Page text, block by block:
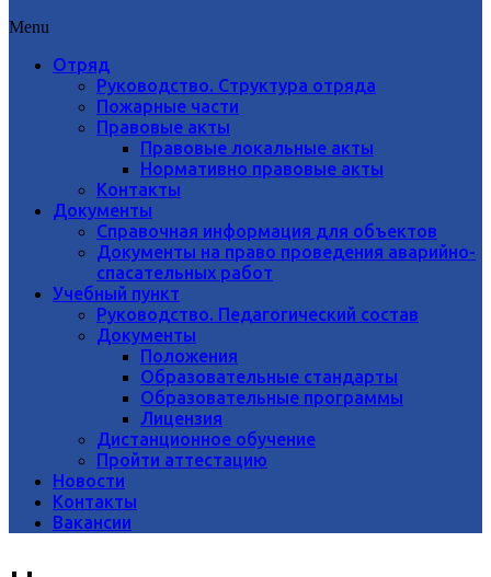
Menu
Отряд
Руководство. Структура отряда
Пожарные части
Правовые акты
Правовые локальные акты
Нормативно правовые акты
Контакты
Документы
Справочная информация для объектов
Документы на право проведения аварийно-
спасательных работ
Учебный пункт
Руководство. Педагогический состав
Документы
Положения
Образовательные стандарты
Образовательные программы
Лицензия
Дистанционное обучение
Пройти аттестацию
Новости
Контакты
Вакансии